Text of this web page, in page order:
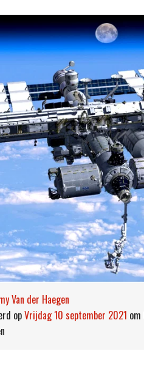
Van der Haegen
op vrijdag 10 september 2021 om